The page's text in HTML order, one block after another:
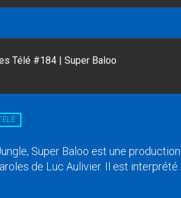
Télé #184 | Super Baloo
Super Baloo est une
de Luc Aulivier. Il est